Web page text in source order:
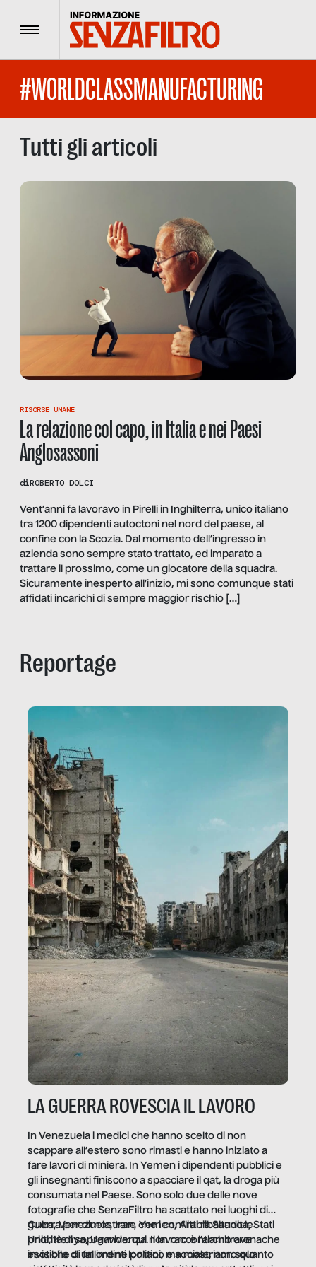
Menu
#WORLDCLASSMANUFACTURING
Tutti gli articoli
RISORSE UMANE
La relazione col capo, in Italia e nei Paesi
Anglosassoni
diROBERTO DOLCI
Vent’anni fa lavoravo in Pirelli in Inghilterra, unico italiano
tra 1200 dipendenti autoctoni nel nord del paese, al
confine con la Scozia. Dal momento dell’ingresso in
azienda sono sempre stato trattato, ed imparato a
trattare il prossimo, come un giocatore della squadra.
Sicuramente inesperto all’inizio, mi sono comunque stati
affidati incarichi di sempre maggior rischio […]
Reportage
LA GUERRA ROVESCIA IL LAVORO
In Venezuela i medici che hanno scelto di non
scappare all’estero sono rimasti e hanno iniziato a
fare lavori di miniera. In Yemen i dipendenti pubblici e
gli insegnanti finiscono a spacciare il qat, la droga più
consumata nel Paese. Sono solo due delle nove
fotografie che SenzaFiltro ha scattato nei luoghi di
guerra per dimostrare che i conflitti ribaltano le
priorità di sopravvivenza. Il lavoro è l’architrave
invisibile di un ordine politico e sociale, non solo
Cuba, Venezuela, Iran, Yemen, Arabia Saudita, Stati
Uniti, Kenya, Uganda: qui non raccontiamo cronache
esotiche di fallimenti lontani, ma mostriamo quanto